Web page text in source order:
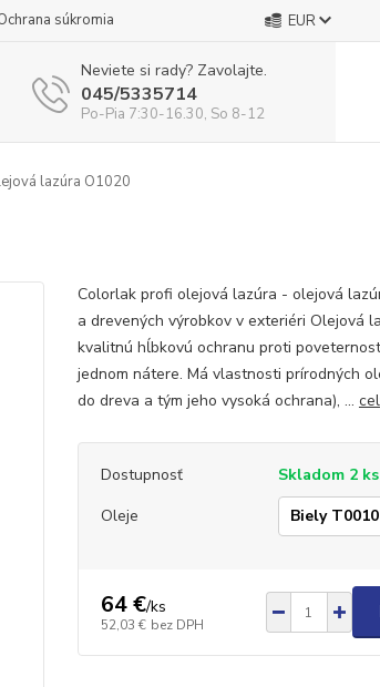
súkromia EUR
Neviete si rady? Zavolajte.
045/5335714
Po-Pia 7:30-16.30, So 8-12
lazúra O1020
Colorlak profi olejová lazúra - olejová
a drevených výrobkov v exteriéri Olejová
kvalitnú hĺbkovú ochranu proti
jednom nátere. Má vlastnosti prírodných
do dreva a tým jeho vysoká ochrana), ...
Dostupnosť
Skladom 2 ks
Oleje
64 €/ks
52,03 € bez DPH